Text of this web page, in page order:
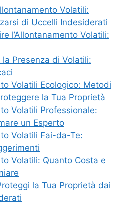
Volatili:
di Uccelli Indesiderati
l’Allontanamento Volatili:
Presenza di Volatili:
Volatili Ecologico: Metodi
la Tua Proprietà
Volatili Professionale:
un Esperto
Volatili Fai-da-Te:
Volatili: Quanto Costa e
la Tua Proprietà dai